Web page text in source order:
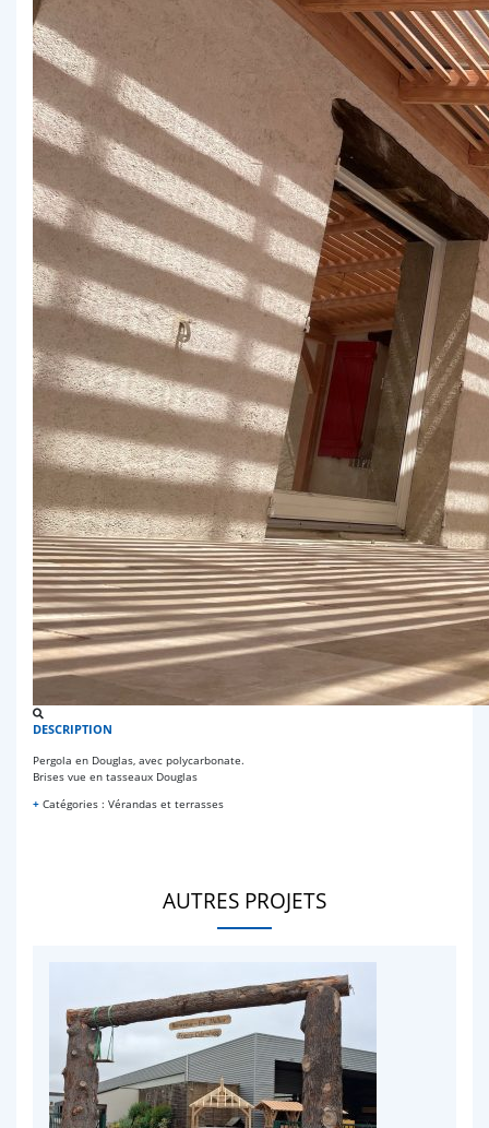
DESCRIPTION
Pergola en Douglas, avec polycarbonate.
Brises vue en tasseaux Douglas
+ Catégories : Vérandas et terrasses
AUTRES PROJETS